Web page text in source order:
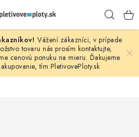
Vážení zákazníci, v prípade
tovaru nás prosím kontaktujte,
cenovú ponuku na mieru. Ďakujeme
tím PletivovePloty.sk